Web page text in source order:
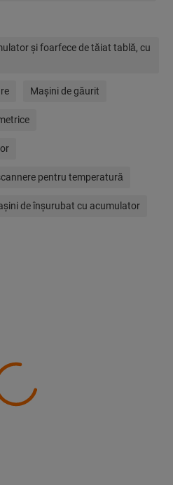
şi foarfece de tăiat tablă, cu
Maşini de găurit
pentru temperatură
de înşurubat cu acumulator